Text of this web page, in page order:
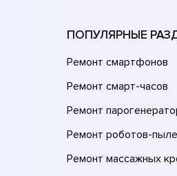
ПОПУЛЯРНЫЕ
Ремонт смартфонов
Ремонт смарт-часов
Ремонт
Ремонт роботов-
Ремонт массажных